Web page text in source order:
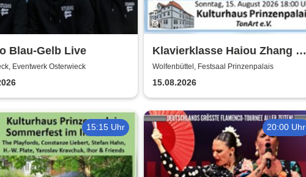
Blau-Gelb Live
Eventwerk Osterwieck
Klavierklasse Haiou Zhang -
Eröffnungskonzert des
Meisterkurses RESONANZ
Wolfenbüttel, Festsaal Prinzenpalais
15.08.2026
15:15 Uhr 20:00 Uhr